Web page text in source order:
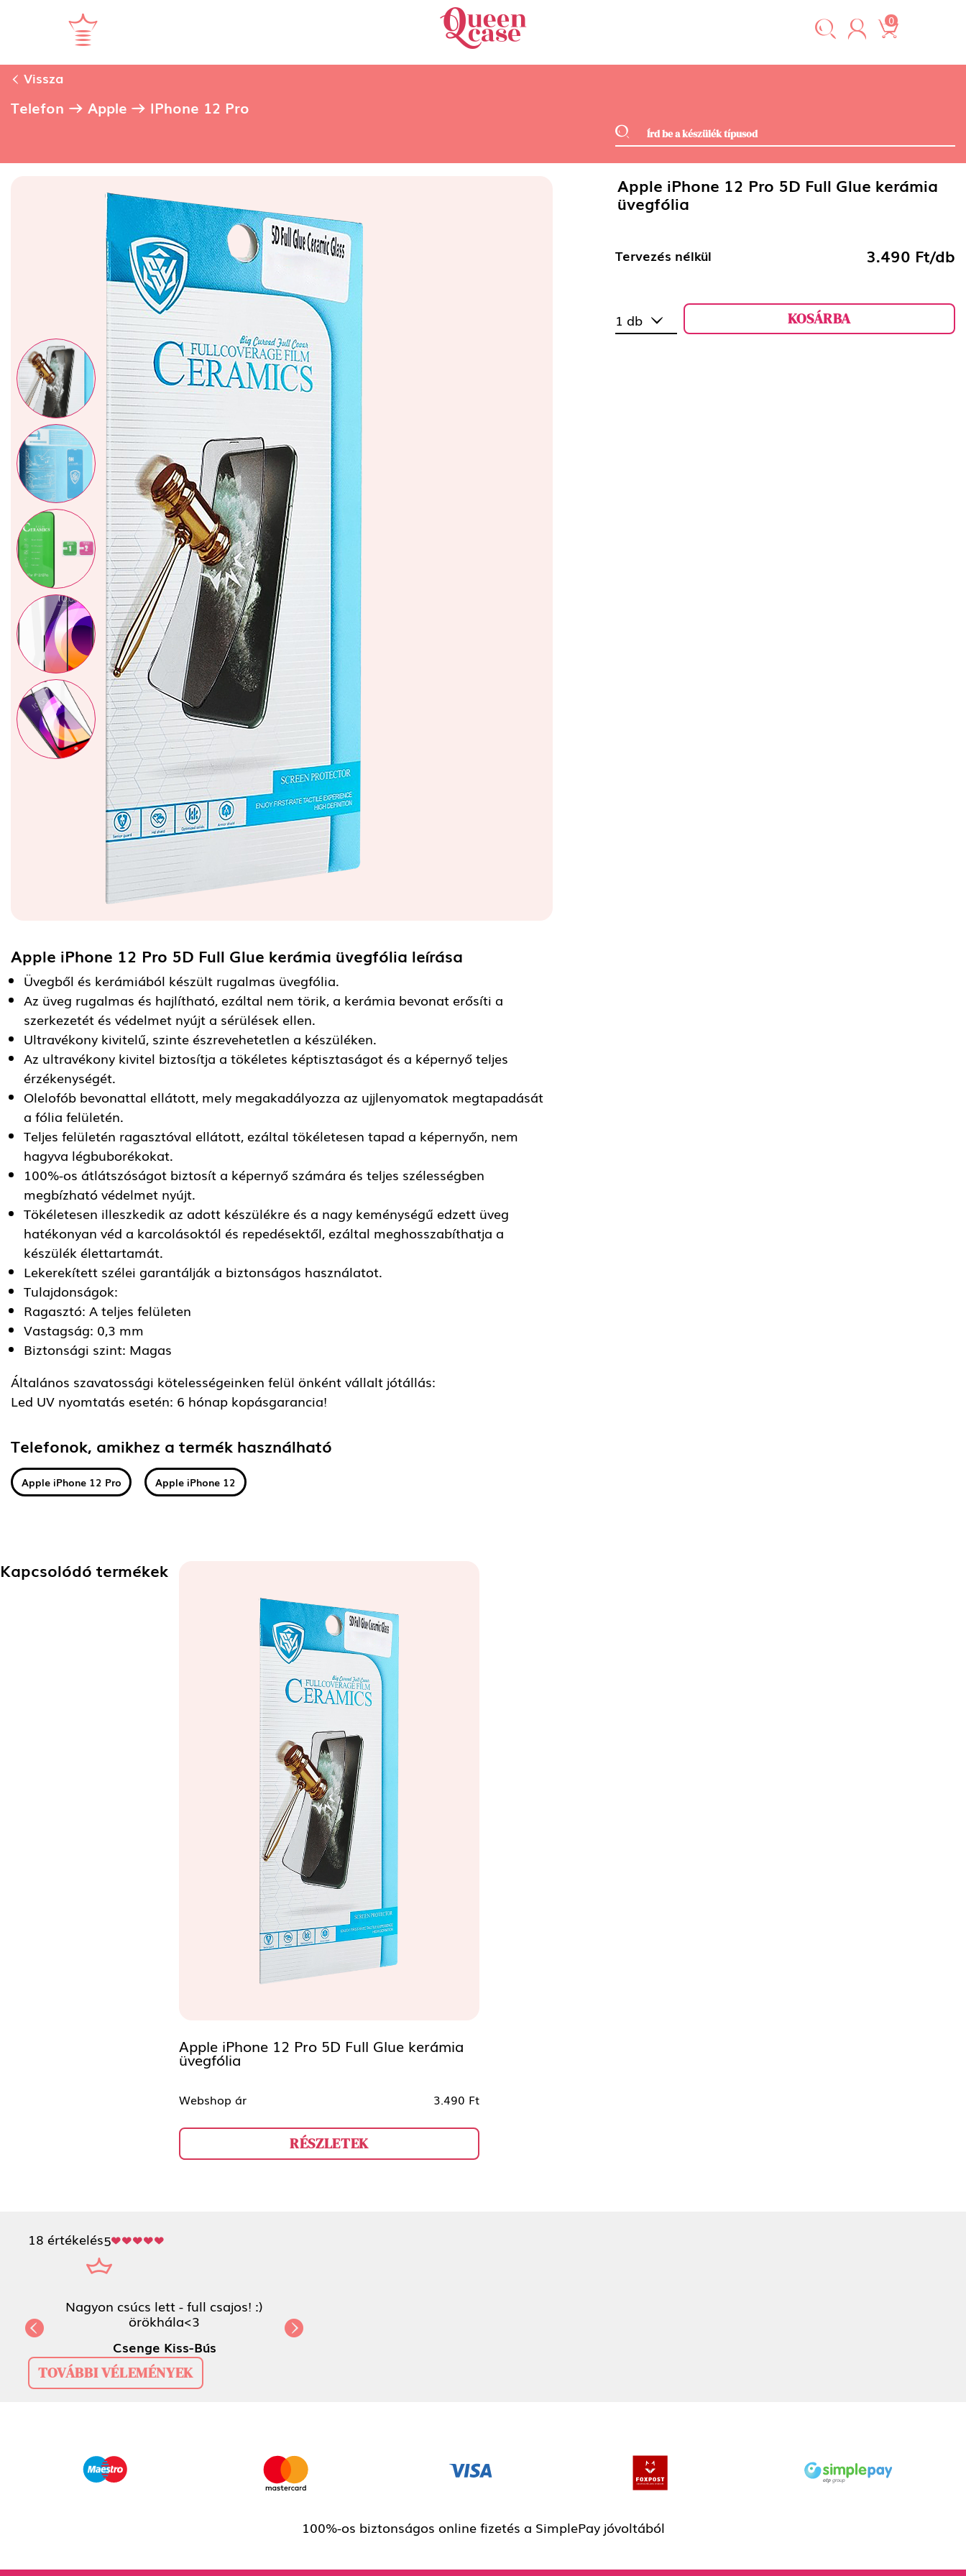
0
Vissza
Telefon Apple IPhone 12 Pro
Apple iPhone 12 Pro 5D Full Glue kerámia üvegfólia leírása
Üvegből és kerámiából készült rugalmas üvegfólia.
Az üveg rugalmas és hajlítható, ezáltal nem törik, a kerámia bevonat erősíti a
szerkezetét és védelmet nyújt a sérülések ellen.
Ultravékony kivitelű, szinte észrevehetetlen a készüléken.
Az ultravékony kivitel biztosítja a tökéletes képtisztaságot és a képernyő teljes
érzékenységét.
Olelofób bevonattal ellátott, mely megakadályozza az ujjlenyomatok megtapadását
a fólia felületén.
Teljes felületén ragasztóval ellátott, ezáltal tökéletesen tapad a képernyőn, nem
hagyva légbuborékokat.
100%-os átlátszóságot biztosít a képernyő számára és teljes szélességben
megbízható védelmet nyújt.
Tökéletesen illeszkedik az adott készülékre és a nagy keménységű edzett üveg
hatékonyan véd a karcolásoktól és repedésektől, ezáltal meghosszabíthatja a
készülék élettartamát.
Lekerekített szélei garantálják a biztonságos használatot.
Tulajdonságok:
Ragasztó: A teljes felületen
Vastagság: 0,3 mm
Biztonsági szint: Magas
Általános szavatossági kötelességeinken felül önként vállalt jótállás:
Led UV nyomtatás esetén: 6 hónap kopásgarancia!
Telefonok, amikhez a termék használható
Apple iPhone 12 Pro Apple iPhone 12
Apple iPhone 12 Pro 5D Full Glue kerámia
üvegfólia
Tervezés nélkül 3.490 Ft/db
1 db KOSÁRBA
Kapcsolódó termékek
Apple iPhone 12 Pro 5D Full Glue kerámia
üvegfólia
Webshop ár 3.490 Ft
RÉSZLETEK
18 értékelés5
Nagyon csúcs lett - full csajos! :) örökhála<3
Csenge Kiss-Bús
Previous
TOVÁBBI VÉLEMÉNYEK